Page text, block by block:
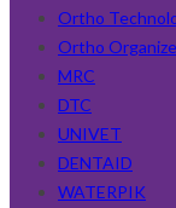
Ortho
Ortho
MRC
DTC
UNIVET
DENTAID
WATERPIK